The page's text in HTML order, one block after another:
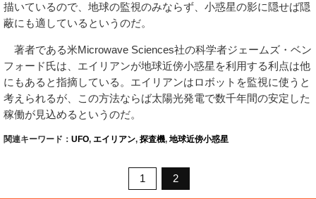
描いているので、地球の監視のみならず、小惑星の影に隠せば隠
蔽にも適しているというのだ。
著者である米Microwave Sciences社の科学者ジェームズ・ベン
フォード氏は、エイリアンが地球近傍小惑星を利用する利点は他
にもあると指摘している。エイリアンはロボットを監視に使うと
考えられるが、この方法ならば太陽光発電で数千年間の安定した
稼働が見込めるというのだ。
関連キーワード： UFO, エイリアン, 探査機, 地球近傍小惑星
1 2